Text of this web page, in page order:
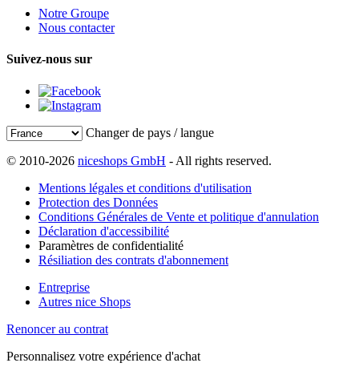
Notre Groupe
Nous contacter
Suivez-nous sur
Changer de pays / langue
© 2010-2026 niceshops GmbH - All rights reserved.
Mentions légales et conditions d'utilisation
Protection des Données
Conditions Générales de Vente et politique d'annulation
Déclaration d'accessibilité
Paramètres de confidentialité
Résiliation des contrats d'abonnement
Entreprise
Autres nice Shops
Renoncer au contrat
Personnalisez votre expérience d'achat